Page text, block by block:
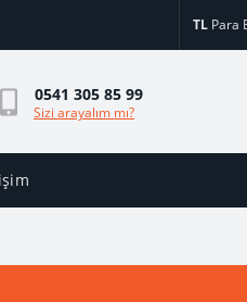
TL Para
0541 305 85 99
Sizi arayalım mı?